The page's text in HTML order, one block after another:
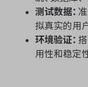
测试数据：
拟真实的用
环境验证：
用性和稳定